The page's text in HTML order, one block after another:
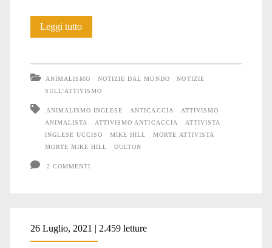
Leggi tuttoRicordiamoci
Hill
ANIMALISMO NOTIZIE DAL MONDO
NOTIZIE
SULL'ATTIVISMO
ANIMALISMO INGLESE ANTICACCIA
ATTIVISMO
ANIMALISTA
ATTIVISMO ANTICACCIA
ATTIVISTA
INGLESE UCCISO
MIKE HILL
MORTE ATTIVISTA
MORTE MIKE HILL
OULTON
2 COMMENTI
26 Luglio, 2021 | 2.459 letture